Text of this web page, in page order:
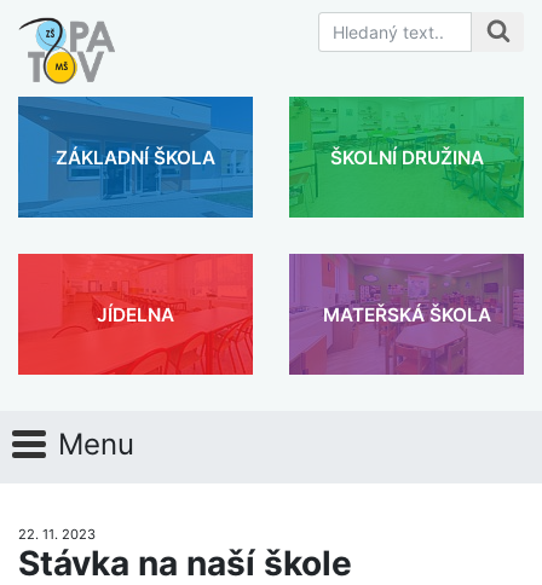
ZÁKLADNÍ ŠKOLA ŠKOLNÍ DRUŽINA
JÍDELNA MATEŘSKÁ ŠKOLA
Menu
22. 11. 2023
Stávka na naší škole